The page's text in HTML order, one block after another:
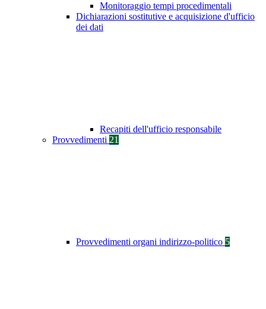
Monitoraggio tempi procedimentali
Dichiarazioni sostitutive e acquisizione d'ufficio
dei dati
Recapiti dell'ufficio responsabile
Provvedimenti 21
Provvedimenti organi indirizzo-politico 5